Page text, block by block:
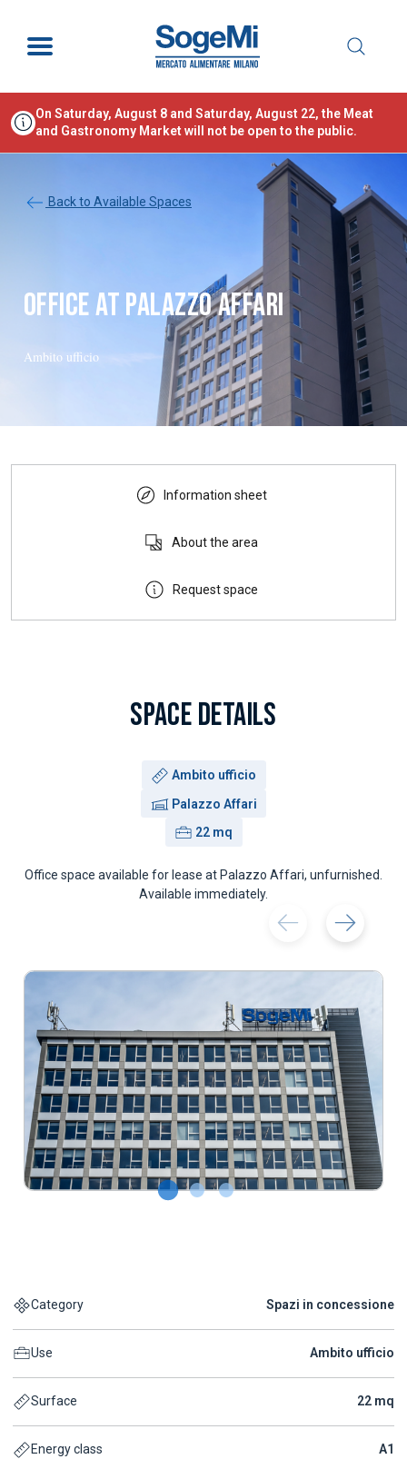
On Saturday, August 8 and Saturday, August 22, the Meat
and Gastronomy Market will not be open to the public.
Back to Available Spaces
OFFICE AT PALAZZO AFFARI
Ambito ufficio
Information sheet
About the area
Request space
SPACE DETAILS
Use:
Ambito ufficio
Building:
Palazzo Affari
Surface:
22 mq
Office space available for lease at Palazzo Affari, unfurnished.
Available immediately.
Category Spazi in concessione
Use Ambito ufficio
Surface 22 mq
Energy class A1